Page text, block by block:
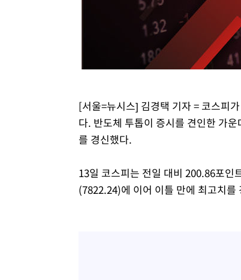
이란, 호르무즈서 "적국 목표물들"과 대치로 남부
[속보]美, 폴리실리콘 수입 규제…파생제품 15%
[속보]트럼프, 美 원정출산 금지 행정명령 서명
[속보] 뉴욕증시, 일제 하락 마감…나스닥 0.06%↓
[서울=뉴시스] 김경택 기자 = 코스피
다. 반도체 투톱이 증시를 견인한 가
를 경신했다.
13일 코스피는 전일 대비 200.86포
(7822.24)에 이어 이틀 만에 최고치를